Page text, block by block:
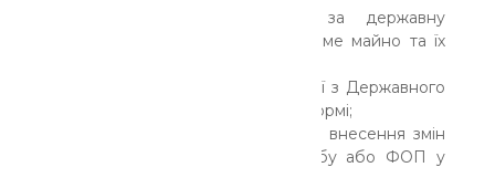
адміністративного збору за державну
реєстрацію прав на нерухоме майно та їх
плати за надання інформації з Державного
реєстру прав у паперовій формі;
адміністративного збору за внесення змін
до відомостей про юрособу або ФОП у